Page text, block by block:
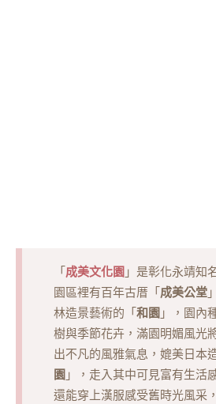
「成美文化園 」是彰化永靖知
園區裡有百年古厝「成美公堂
林造景藝術的「和園 」，園內
樹與季節花卉，滿園明媚風光
出不凡的風雅氣息，媲美日本
園 」，走入其中可見富有生活
還能穿上漢服感受舊時光風采